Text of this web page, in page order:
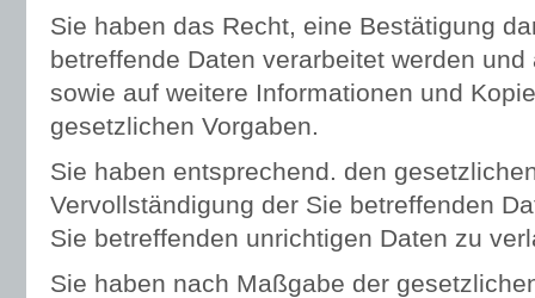
Sie haben das Recht, eine Bestätigung
betreffende Daten verarbeitet werden
sowie auf weitere Informationen und
gesetzlichen Vorgaben.
Sie haben entsprechend. den
Vervollständigung der Sie betreffenden
Sie betreffenden unrichtigen Daten zu
Sie haben nach Maßgabe der